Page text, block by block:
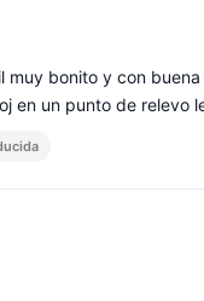
muy bonito y con
en un punto de relevo